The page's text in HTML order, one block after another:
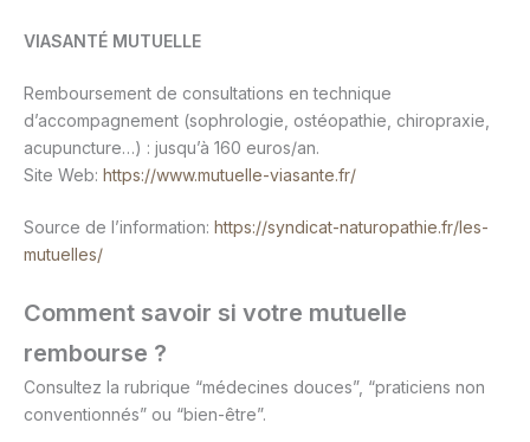
VIASANTÉ MUTUELLE
Remboursement de consultations en technique
d’accompagnement (sophrologie, ostéopathie, chiropraxie,
acupuncture…) : jusqu’à 160 euros/an.
Site Web: https://www.mutuelle-viasante.fr/
Source de l’information: https://syndicat-naturopathie.fr/les-
mutuelles/
​Comment savoir si votre mutuelle
rembourse ?
​Consultez la rubrique “médecines douces”, “praticiens non
conventionnés” ou “bien-être”.